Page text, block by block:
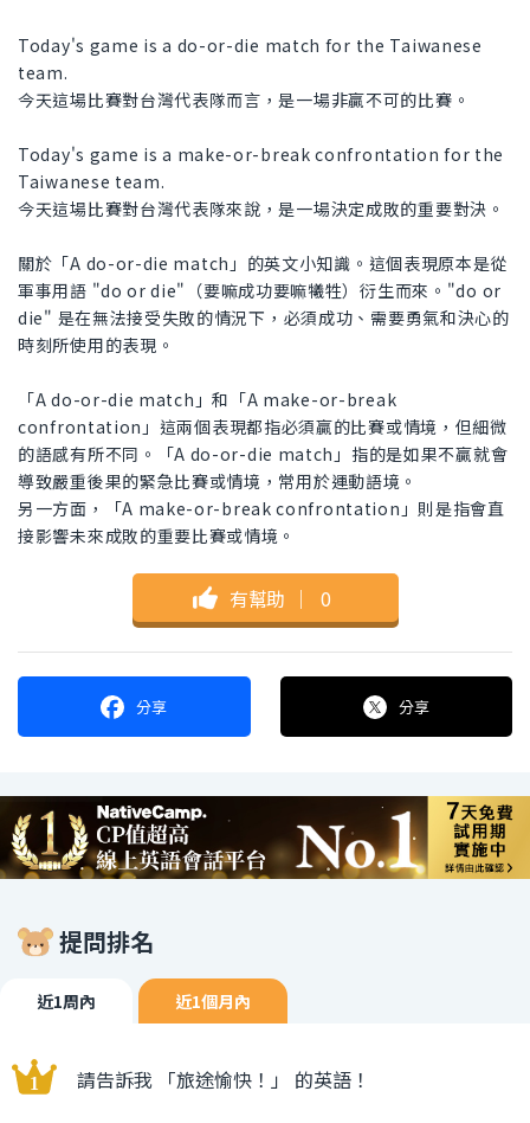
Today's game is a do-or-die match for the Taiwanese
team.
今天這場比賽對台灣代表隊而言，是一場非贏不可的比賽。
Today's game is a make-or-break confrontation for the
Taiwanese team.
今天這場比賽對台灣代表隊來說，是一場決定成敗的重要對決。
關於「A do-or-die match」的英文小知識。這個表現原本是從
軍事用語 "do or die"（要嘛成功要嘛犧牲）衍生而來。"do or
die" 是在無法接受失敗的情況下，必須成功、需要勇氣和決心的
時刻所使用的表現。
「A do-or-die match」和「A make-or-break
confrontation」這兩個表現都指必須贏的比賽或情境，但細微
的語感有所不同。「A do-or-die match」指的是如果不贏就會
導致嚴重後果的緊急比賽或情境，常用於運動語境。
另一方面，「A make-or-break confrontation」則是指會直
接影響未來成敗的重要比賽或情境。
有幫助 ｜ 0
分享 分享
提問排名
近1周內 近1個月內
請告訴我 「旅途愉快！」 的英語！